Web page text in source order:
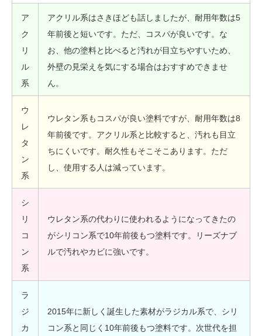
ア
ク
リ
ル
系
アクリル系はさきほども話しましたが、耐用年数は5
年前後と短いです。ただ、コスパが良いです。な
お、他の塗料と比べると汚れが目立ちやすいため、
外壁の見栄えを気にする場合はおすすめできませ
ん。
ウ
レ
タ
ン
系
ウレタン系もコスパが良い塗料ですが、耐用年数は8
年前後です。アクリル系と比較すると、汚れも目立
ちにくいです。耐久性もそこそこあります。ただ
し、使用する人は減っています。
シ
リ
コ
ン
系
ウレタン系の代わりに使われるようになってきたの
がシリコン系で10年前後もつ塗料です。リーズナブ
ルで汚れやカビに強いです。
ラ
ジ
カ
2015年に新しく誕生した素材がラジカル系で、シリ
コン系と同じく10年前後もつ塗料です。次世代を担